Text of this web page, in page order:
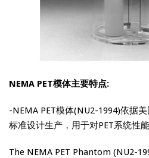
NEMA PET模体主要特点:
-NEMA PET模体(NU2-1994)依据
标准设计生产，用于对PET系统性
The NEMA PET Phantom (NU2-